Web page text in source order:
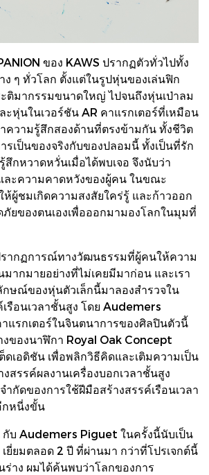
ของ KAWS ปรากฏตัวทั่วไปทั้ง
ๆ ทั่วโลก ตั้งแต่ในรูปหุ่นของเล่นฟิก
ติมากรรมขนาดใหญ่ ไปจนถึงหุ่นเป่าลม
หุ่นในเวอร์ชัน AR คาแรกเตอร์ที่เหมือน
ความรู้สึกสองด้านที่ตรงข้ามกัน ทั้งชีวิต
รเป็นของจริงกับของปลอมนี้ ทั้งเป็นที่รัก
กหวาดหวั่นเมื่อได้พบเจอ จึงนับว่า
ละความคาดหวังของผู้คน ในขณะ
ห้ผู้ชมเกิดความสงสัยใคร่รู้ และก้าวออก
ยของตนเองเพื่อออกมามองโลกในมุมที่
รากฏการณ์ทางวัฒนธรรมที่ผู้คนให้ความ
ากมายอย่างที่ไม่เคยมีมาก่อน และเรา
กษณ์ของหุ่นตัวเล็กนี้มาลองสํารวจใน
รือนเวลาชั้นสูง โดย Audemers
แรกเตอร์ในจินตนาการของศิลปินตัวนี้
งของนาฬิกา Royal Oak Concept
ดเอดิชัน เพื่อพลิกวิธีคิดและเติมความเป็น
สรรค์ผลงานเครื่องบอกเวลาชั้นสูง
กัดของการใช้ฝีมือสร้างสรรค์เรือนเวลา
กหนี่งขั้น
กับ Audemers Piguet ในครั้งนี้นับเป็น
ยี่ยมตลอด 2 ปี ที่ผ่านมา กว่าที่โปรเจกต์นี้
ร่าง ผมได้ค้นพบว่าโลกของการ